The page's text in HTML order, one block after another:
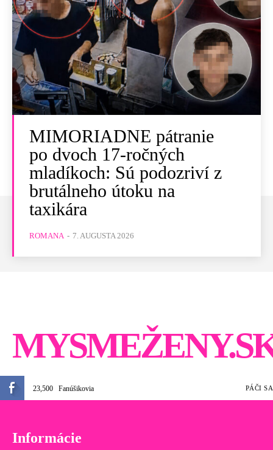
MIMORIADNE pátranie
po dvoch 17-ročných
mladíkoch: Sú podozriví z
brutálneho útoku na
taxikára
ROMANA - 7. AUGUSTA 2026
23,500 Fanúšikovia PÁČI SA
Informácie